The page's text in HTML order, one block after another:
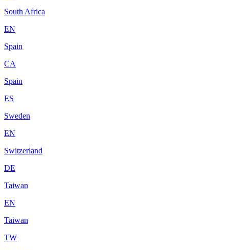
South Africa
EN
Spain
CA
Spain
ES
Sweden
EN
Switzerland
DE
Taiwan
EN
Taiwan
TW